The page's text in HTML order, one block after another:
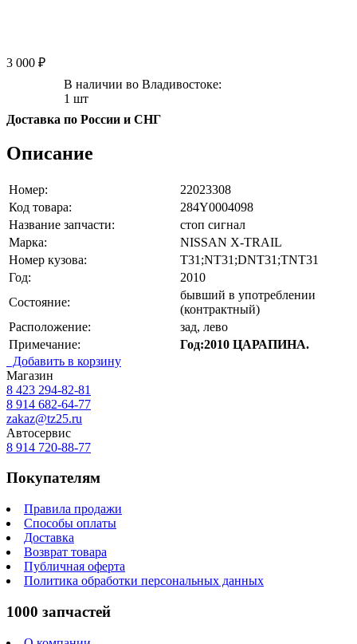
3 000 ₽
В наличии во Владивостоке:
1 шт
Доставка по России и СНГ
Описание
Номер:
22023308
Код товара:
284Y0004098
Название запчасти:
стоп сигнал
Марка:
NISSAN X-TRAIL
Номер кузова:
T31;NT31;DNT31;TNT31
Год:
2010
Состояние:
бывший в употреблении
(контрактный)
Расположение:
зад, лево
Примечание:
Год:2010 ЦАРАПИНА.
Добавить в корзину
Магазин
8 423 294-82-81
8 914 682-64-77
zakaz@tz25.ru
Автосервис
8 914 720-88-77
Покупателям
Правила продажи
Способы оплаты
Доставка
Возврат товара
Публичная оферта
Политика обработки персональных данных
1000 запчастей